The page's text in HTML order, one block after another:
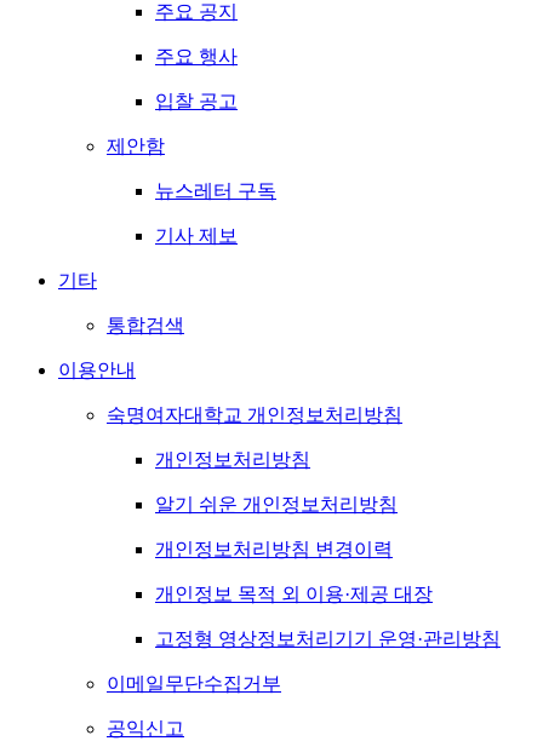
주요 공지
주요 행사
입찰 공고
제안함
뉴스레터 구독
기사 제보
기타
통합검색
이용안내
숙명여자대학교 개인정보처리방침
개인정보처리방침
알기 쉬운 개인정보처리방침
개인정보처리방침 변경이력
개인정보 목적 외 이용·제공 대장
고정형 영상정보처리기기 운영·관리방침
이메일무단수집거부
공익신고